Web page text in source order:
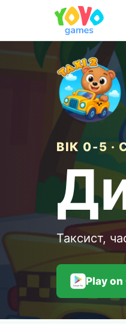
ВІК 0-5 ·
Таксист,
Play on